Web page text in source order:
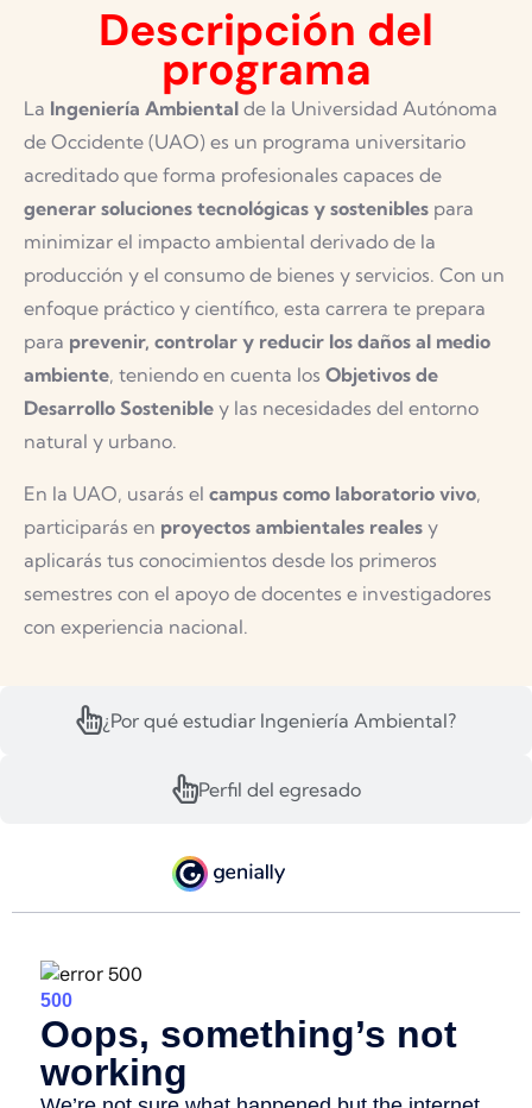
¿Por qué estudiar Ingeniería Ambiental?
Perfil del egresado
Descripción del
programa
La Ingeniería Ambiental de la Universidad Autónoma
de Occidente (UAO) es un programa universitario
acreditado que forma profesionales capaces de
generar soluciones tecnológicas y sostenibles para
minimizar el impacto ambiental derivado de la
producción y el consumo de bienes y servicios. Con un
enfoque práctico y científico, esta carrera te prepara
para prevenir, controlar y reducir los daños al medio
ambiente, teniendo en cuenta los Objetivos de
Desarrollo Sostenible y las necesidades del entorno
natural y urbano.
En la UAO, usarás el campus como laboratorio vivo,
participarás en proyectos ambientales reales y
aplicarás tus conocimientos desde los primeros
semestres con el apoyo de docentes e investigadores
con experiencia nacional.